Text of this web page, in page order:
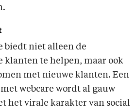
biedt niet alleen de
klanten te helpen, maar ook
met nieuwe klanten. Een
webcare wordt al gauw
het virale karakter van social